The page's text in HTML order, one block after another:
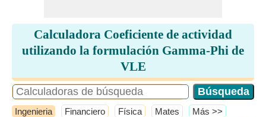
Calculadora Coeficiente de actividad
utilizando la formulación Gamma-Phi de
VLE
Ingenieria Financiero Física Mates ​Más >>